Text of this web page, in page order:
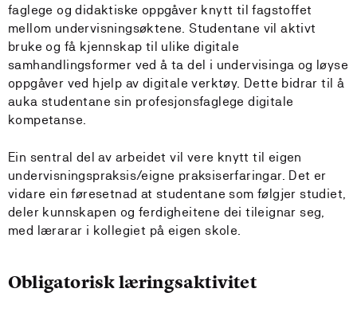
faglege og didaktiske oppgåver knytt til fagstoffet
mellom undervisningsøktene. Studentane vil aktivt
bruke og få kjennskap til ulike digitale
samhandlingsformer ved å ta del i undervisinga og løyse
oppgåver ved hjelp av digitale verktøy. Dette bidrar til å
auka studentane sin profesjonsfaglege digitale
kompetanse.
Ein sentral del av arbeidet vil vere knytt til eigen
undervisningspraksis/eigne praksiserfaringar. Det er
vidare ein føresetnad at studentane som følgjer studiet,
deler kunnskapen og ferdigheitene dei tileignar seg,
med lærarar i kollegiet på eigen skole.
Obligatorisk læringsaktivitet